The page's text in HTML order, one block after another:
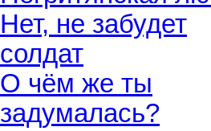
Нет, не забудет
солдат
О чём же ты
задумалась?